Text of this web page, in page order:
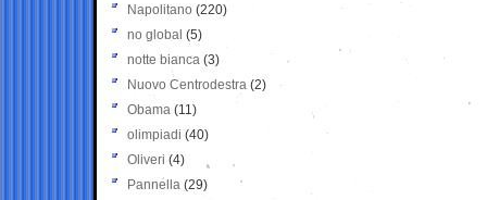
Napolitano (220)
no global (5)
notte bianca (3)
Nuovo Centrodestra (2)
Obama (11)
olimpiadi (40)
Oliveri (4)
Pannella (29)